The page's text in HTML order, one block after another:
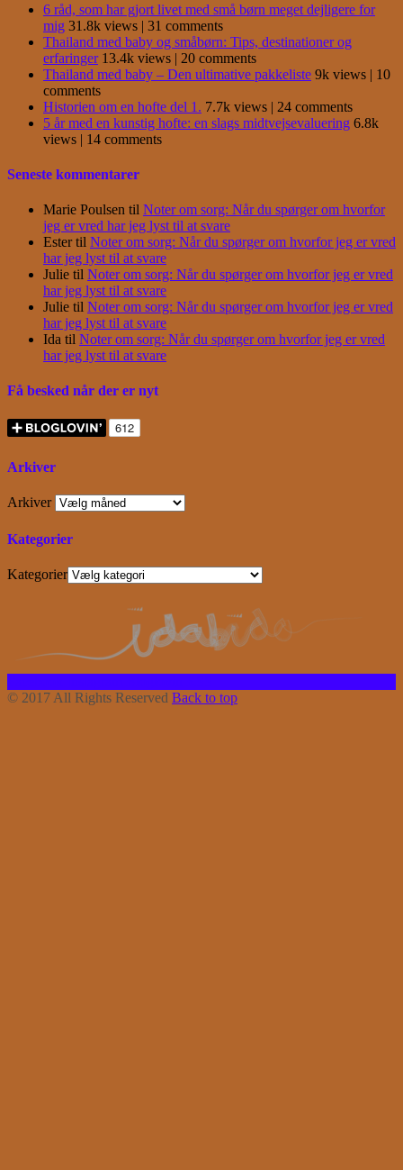
6 råd, som har gjort livet med små børn meget dejligere for
mig 31.8k views | 31 comments
Thailand med baby og småbørn: Tips, destinationer og
erfaringer 13.4k views | 20 comments
Thailand med baby – Den ultimative pakkeliste 9k views | 10
comments
Historien om en hofte del 1. 7.7k views | 24 comments
5 år med en kunstig hofte: en slags midtvejsevaluering 6.8k
views | 14 comments
Seneste kommentarer
Marie Poulsen til Noter om sorg: Når du spørger om hvorfor
jeg er vred har jeg lyst til at svare
Estertil Noter om sorg: Når du spørger om hvorfor jeg er vred
har jeg lyst til at svare
Julie til Noter om sorg: Når du spørger om hvorfor jeg er vred
har jeg lyst til at svare
Julie til Noter om sorg: Når du spørger om hvorfor jeg er vred
har jeg lyst til at svare
Ida til Noter om sorg: Når du spørger om hvorfor jeg er vred
har jeg lyst til at svare
Få besked når der er nyt
Arkiver
Arkiver
Kategorier
Kategorier
© 2017 All Rights Reserved Back to top